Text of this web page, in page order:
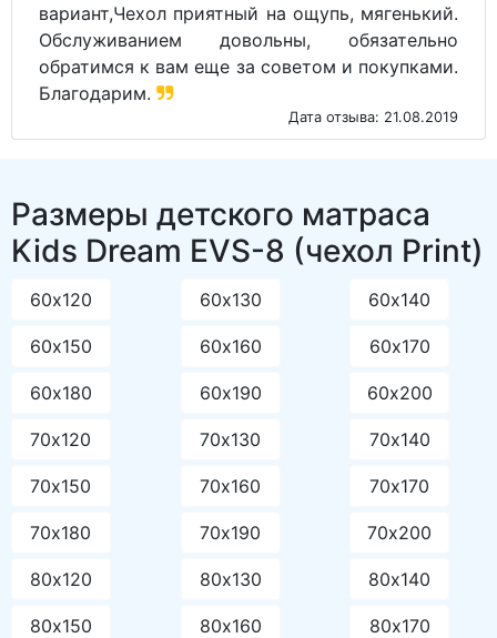
вариант,Чехол приятный на ощупь, мягенький.
Обслуживанием довольны, обязательно
обратимся к вам еще за советом и покупками.
Благодарим.
Дата отзыва: 21.08.2019
Размеры детского матраса
Kids Dream EVS-8 (чехол Print)
60х120 60х130 60х140
60х150 60х160 60х170
60х180 60х190 60х200
70х120 70х130 70х140
70х150 70х160 70х170
70х180 70х190 70х200
80х120 80х130 80х140
80х150 80х160 80х170